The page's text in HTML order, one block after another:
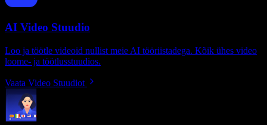
AI Video Stuudio
Loo ja töötle videoid nullist meie AI tööriistadega. Kõik ühes video
loome- ja töötlusstuudios.
Vaata Video Stuudiot